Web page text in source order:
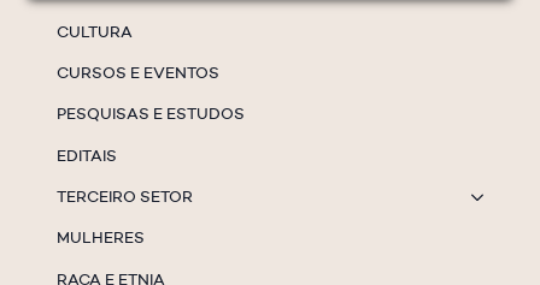
CULTURA
CURSOS E EVENTOS
PESQUISAS E ESTUDOS
EDITAIS
TERCEIRO SETOR
MULHERES
RAÇA E ETNIA